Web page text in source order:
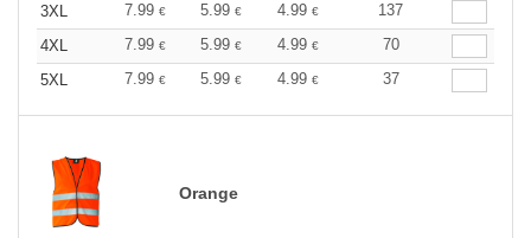
3XL
7.99 € 5.99 € 4.99 €
137
4XL
7.99 € 5.99 € 4.99 €
70
5XL
7.99 € 5.99 € 4.99 € 37
Orange